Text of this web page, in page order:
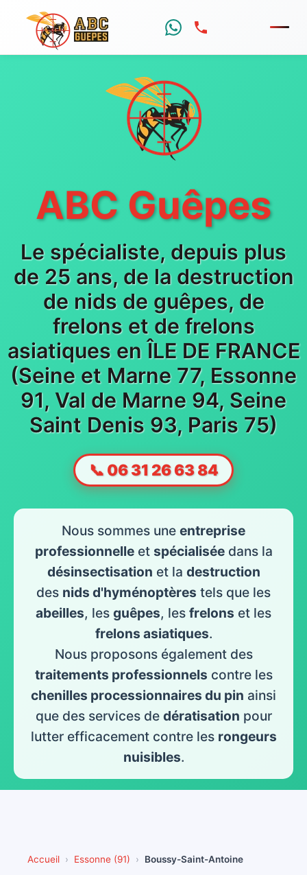
ABC Guêpes
Le spécialiste, depuis plus
de 25 ans, de la destruction
de nids de guêpes, de
frelons et de frelons
asiatiques en ÎLE DE FRANCE
(Seine et Marne 77, Essonne
91, Val de Marne 94, Seine
Saint Denis 93, Paris 75)
📞 06 31 26 63 84
Nous sommes une entreprise
professionnelle et spécialisée dans la
désinsectisation et la destruction
des nids d'hyménoptères tels que les
abeilles, les guêpes, les frelons et les
frelons asiatiques.
Nous proposons également des
traitements professionnels contre les
chenilles processionnaires du pin ainsi
que des services de dératisation pour
lutter efficacement contre les rongeurs
nuisibles.
Accueil Essonne (91) Boussy-Saint-Antoine